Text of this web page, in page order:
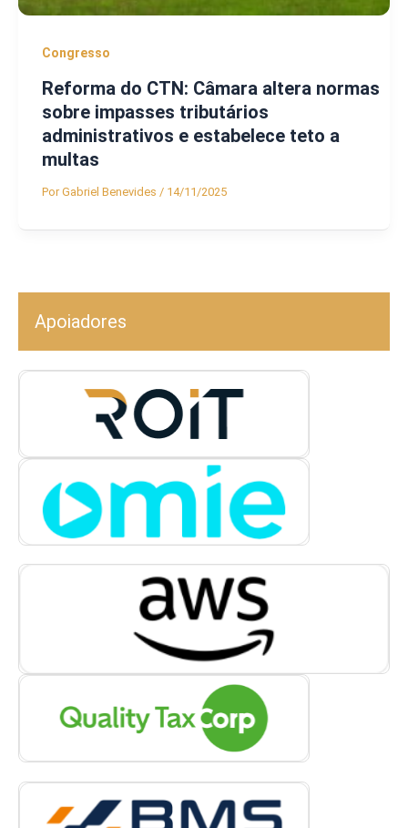
Congresso
Reforma do CTN: Câmara altera normas
sobre impasses tributários
administrativos e estabelece teto a
multas
PorGabriel Benevides / 14/11/2025
Apoiadores